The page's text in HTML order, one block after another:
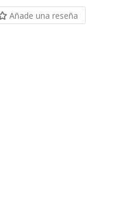
Añade una reseña